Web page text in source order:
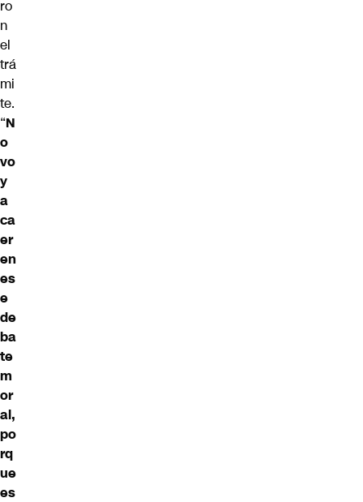
ro
n
el
trá
mi
te.
“N
o
vo
y
a
ca
er
en
es
e
de
ba
te
m
or
al,
po
rq
ue
es